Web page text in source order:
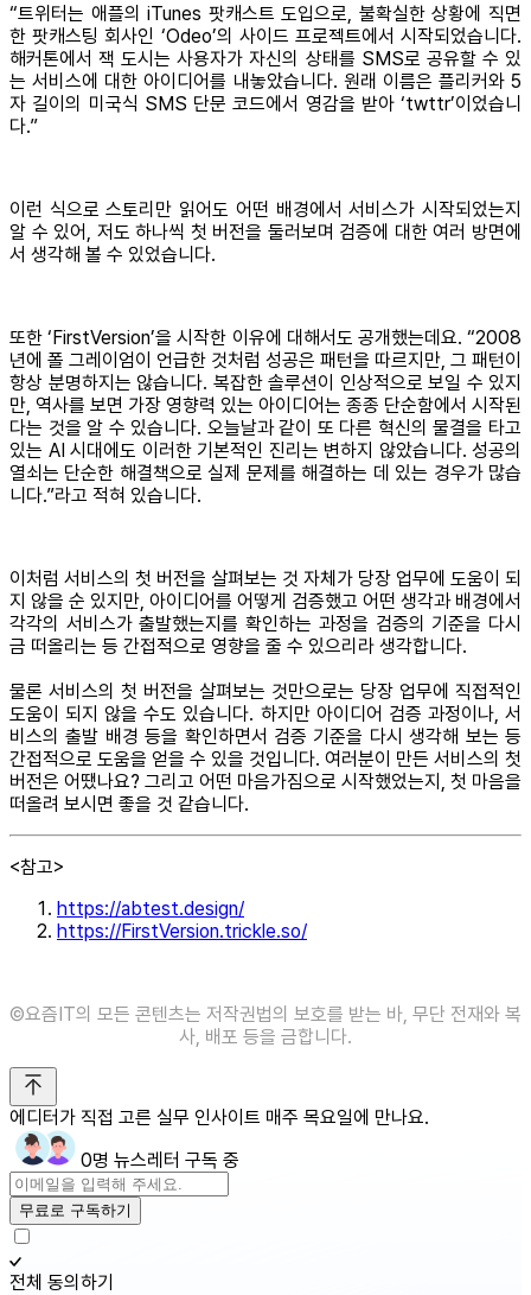
“트위터는 애플의 iTunes 팟캐스트 도입으로, 불확실한 상황에 직면
한 팟캐스팅 회사인 ‘Odeo’의 사이드 프로젝트에서 시작되었습니다.
해커톤에서 잭 도시는 사용자가 자신의 상태를 SMS로 공유할 수 있
는 서비스에 대한 아이디어를 내놓았습니다. 원래 이름은 플리커와 5
자 길이의 미국식 SMS 단문 코드에서 영감을 받아 ‘twttr’이었습니
다.”
이런 식으로 스토리만 읽어도 어떤 배경에서 서비스가 시작되었는지
알 수 있어, 저도 하나씩 첫 버전을 둘러보며 검증에 대한 여러 방면에
서 생각해 볼 수 있었습니다.
또한 ‘FirstVersion’을 시작한 이유에 대해서도 공개했는데요. “2008
년에 폴 그레이엄이 언급한 것처럼 성공은 패턴을 따르지만, 그 패턴이
항상 분명하지는 않습니다. 복잡한 솔루션이 인상적으로 보일 수 있지
만, 역사를 보면 가장 영향력 있는 아이디어는 종종 단순함에서 시작된
다는 것을 알 수 있습니다. 오늘날과 같이 또 다른 혁신의 물결을 타고
있는 AI 시대에도 이러한 기본적인 진리는 변하지 않았습니다. 성공의
열쇠는 단순한 해결책으로 실제 문제를 해결하는 데 있는 경우가 많습
니다.”라고 적혀 있습니다.
이처럼 서비스의 첫 버전을 살펴보는 것 자체가 당장 업무에 도움이 되
지 않을 순 있지만, 아이디어를 어떻게 검증했고 어떤 생각과 배경에서
각각의 서비스가 출발했는지를 확인하는 과정을 검증의 기준을 다시
금 떠올리는 등 간접적으로 영향을 줄 수 있으리라 생각합니다.
물론 서비스의 첫 버전을 살펴보는 것만으로는 당장 업무에 직접적인
도움이 되지 않을 수도 있습니다. 하지만 아이디어 검증 과정이나, 서
비스의 출발 배경 등을 확인하면서 검증 기준을 다시 생각해 보는 등
간접적으로 도움을 얻을 수 있을 것입니다. 여러분이 만든 서비스의 첫
버전은 어땠나요? 그리고 어떤 마음가짐으로 시작했었는지, 첫 마음을
떠올려 보시면 좋을 것 같습니다.
<참고>
https://abtest.design/
https://FirstVersion.trickle.so/
©️요즘IT의 모든 콘텐츠는 저작권법의 보호를 받는 바, 무단 전재와 복
사, 배포 등을 금합니다.
에디터가 직접 고른 실무 인사이트 매주 목요일에 만나요.
0명 뉴스레터 구독 중
무료로 구독하기
전체 동의하기